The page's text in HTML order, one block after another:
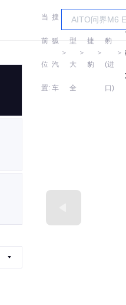
当
前
位
置:
搜
狐
汽
车
＞
车
型
大
全
＞
捷
豹
＞
捷
豹
(进
口)
＞